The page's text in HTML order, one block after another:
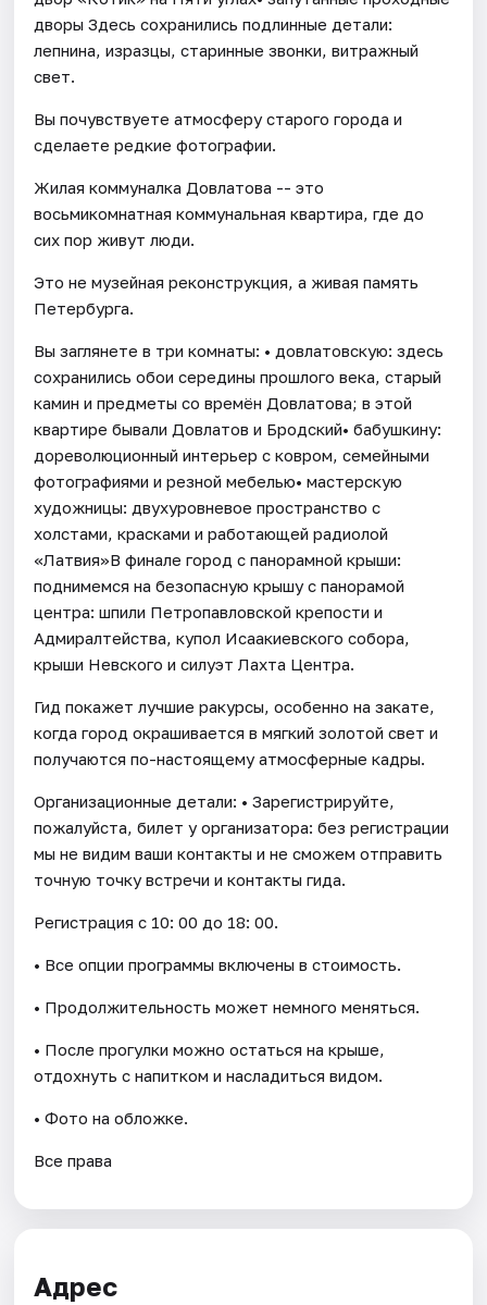
дворы Здесь сохранились подлинные детали:
лепнина, изразцы, старинные звонки, витражный
свет.
Вы почувствуете атмосферу старого города и
сделаете редкие фотографии.
Жилая коммуналка Довлатова -- это
восьмикомнатная коммунальная квартира, где до
сих пор живут люди.
Это не музейная реконструкция, а живая память
Петербурга.
Вы заглянете в три комнаты: • довлатовскую: здесь
сохранились обои середины прошлого века, старый
камин и предметы со времён Довлатова; в этой
квартире бывали Довлатов и Бродский• бабушкину:
дореволюционный интерьер с ковром, семейными
фотографиями и резной мебелью• мастерскую
художницы: двухуровневое пространство с
холстами, красками и работающей радиолой
«Латвия»В финале город с панорамной крыши:
поднимемся на безопасную крышу с панорамой
центра: шпили Петропавловской крепости и
Адмиралтейства, купол Исаакиевского собора,
крыши Невского и силуэт Лахта Центра.
Гид покажет лучшие ракурсы, особенно на закате,
когда город окрашивается в мягкий золотой свет и
получаются по-настоящему атмосферные кадры.
Организационные детали: • Зарегистрируйте,
пожалуйста, билет у организатора: без регистрации
мы не видим ваши контакты и не сможем отправить
точную точку встречи и контакты гида.
Регистрация с 10: 00 до 18: 00.
• Все опции программы включены в стоимость.
• Продолжительность может немного меняться.
• После прогулки можно остаться на крыше,
отдохнуть с напитком и насладиться видом.
• Фото на обложке.
Все права
Адрес